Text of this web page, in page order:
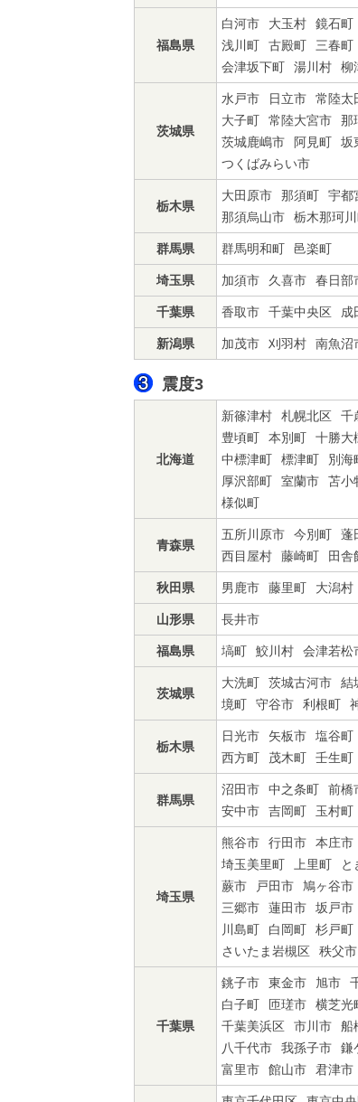
福島県
白河市 大玉村 鏡石町
浅川町
古殿町 三春町
会津坂下町
湯川村 柳
茨城県
水戸市 日立市 常陸太
大子町
常陸大宮市 那
茨城鹿嶋市
阿見町 坂
つくばみらい市
栃木県
大田原市 那須町 宇都
那須烏山市
栃木那珂
群馬県 群馬明和町 邑楽町
埼玉県 加須市 久喜市 春日部
千葉県 香取市 千葉中央区 成
新潟県 加茂市 刈羽村 南魚沼
震度3
北海道
新篠津村 札幌北区 千
豊頃町
本別町 十勝大
中標津町
標津町 別海
厚沢部町
室蘭市 苫小
様似町
青森県
五所川原市 今別町 蓬
西目屋村
藤崎町 田舎
秋田県 男鹿市 藤里町 大潟村
山形県 長井市
福島県 塙町 鮫川村 会津若松
茨城県
大洗町 茨城古河市 結
境町
守谷市 利根町
栃木県
日光市 矢板市 塩谷町
西方町
茂木町 壬生町
群馬県
沼田市 中之条町 前橋
安中市
吉岡町 玉村町
埼玉県
熊谷市 行田市 本庄市
埼玉美里町
上里町 と
蕨市
戸田市 鳩ヶ谷市
三郷市
蓮田市 坂戸市
川島町
白岡町 杉戸町
さいたま岩槻区
秩父市
千葉県
銚子市 東金市 旭市
白子町
匝瑳市 横芝光
千葉美浜区
市川市 船
八千代市
我孫子市 鎌
富里市
館山市 君津市